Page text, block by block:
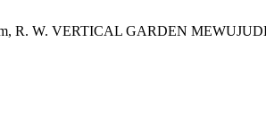
R. W. VERTICAL GARDEN